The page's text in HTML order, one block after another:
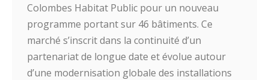
Colombes Habitat Public pour un nouveau
programme portant sur 46 bâtiments. Ce
marché s’inscrit dans la continuité d’un
partenariat de longue date et évolue autour
d’une modernisation globale des installations